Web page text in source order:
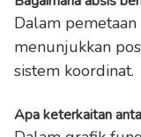
Dalam
menunjukkan
sistem koordinat.
Apa keterkaitan